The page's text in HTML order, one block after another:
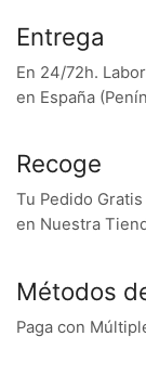
Entrega
En 24/72h.
en España
Recoge
Tu Pedido Gratis
en Nuestra
Métodos
Paga con